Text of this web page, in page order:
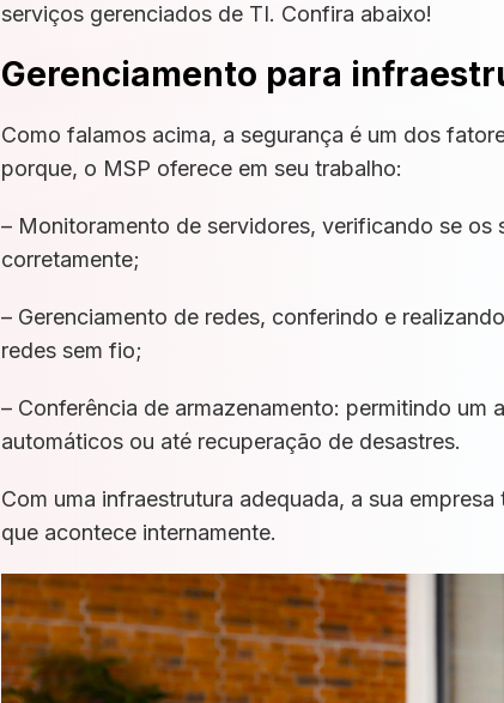
serviços gerenciados de TI. Confira abaixo!
Gerenciamento para
Como falamos acima, a segurança é um dos
porque, o MSP oferece em seu trabalho:
– Monitoramento de servidores, verificando se
corretamente;
– Gerenciamento de redes, conferindo e
redes sem fio;
– Conferência de armazenamento: permitindo
automáticos ou até recuperação de desastres.
Com uma infraestrutura adequada, a sua
que acontece internamente.